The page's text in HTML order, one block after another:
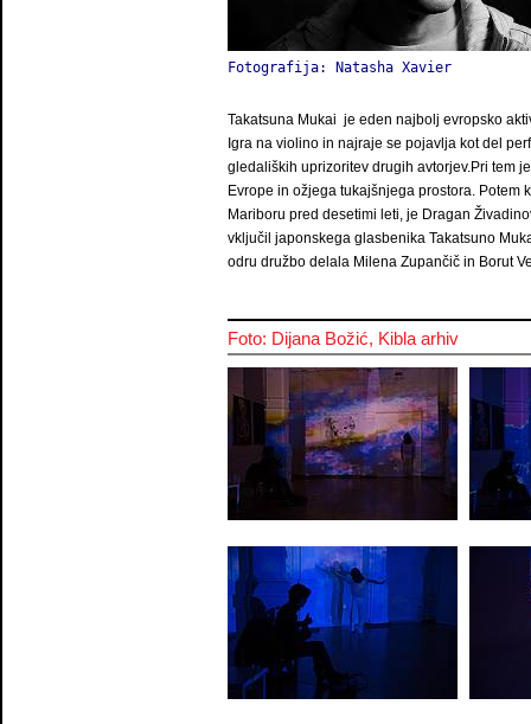
Fotografija: Natasha Xavier
Takatsuna Mukai je eden najbolj evropsko
Igra na violino in najraje se pojavlja kot del
gledaliških uprizoritev drugih avtorjev.Pri tem
Evrope in ožjega tukajšnjega prostora. Potem
Mariboru pred desetimi leti, je Dragan
vključil japonskega glasbenika Takatsuno
odru družbo delala Milena Zupančič in Borut
Foto: Dijana Božić, Kibla arhiv